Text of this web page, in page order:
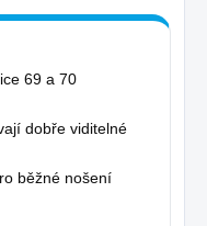
69 a 70
dobře viditelné
běžné nošení